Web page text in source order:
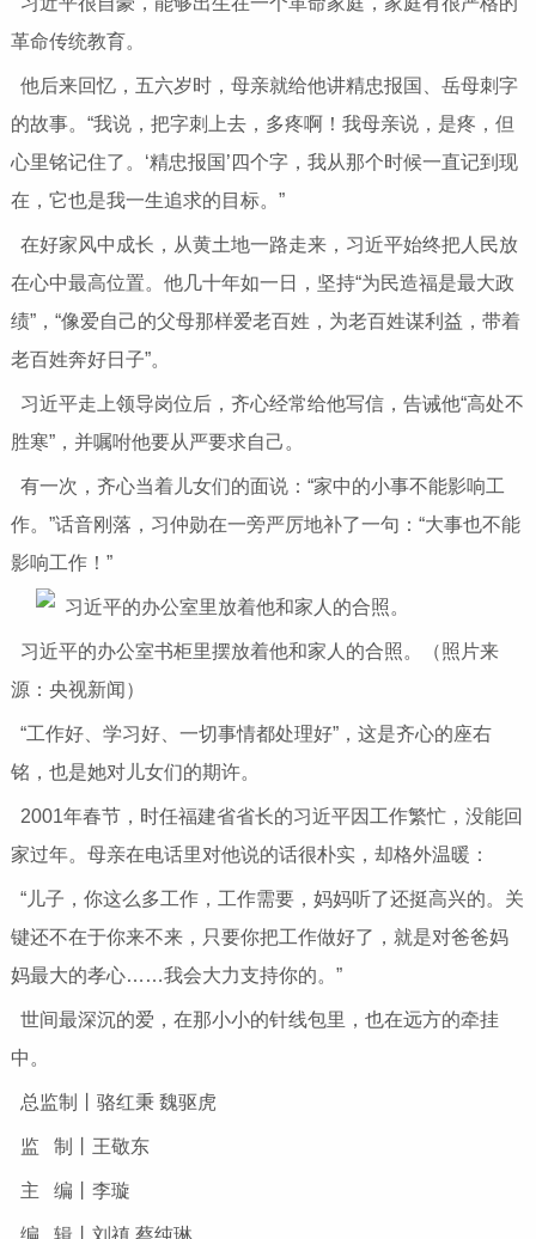
革命传统教育。
他后来回忆，五六岁时，母亲就给他讲精忠报国、岳母刺字
的故事。“我说，把字刺上去，多疼啊！我母亲说，是疼，但
心里铭记住了。‘精忠报国’四个字，我从那个时候一直记到现
在，它也是我一生追求的目标。”
在好家风中成长，从黄土地一路走来，习近平始终把人民放
在心中最高位置。他几十年如一日，坚持“为民造福是最大政
绩”，“像爱自己的父母那样爱老百姓，为老百姓谋利益，带着
老百姓奔好日子”。
习近平走上领导岗位后，齐心经常给他写信，告诫他“高处不
胜寒”，并嘱咐他要从严要求自己。
有一次，齐心当着儿女们的面说：“家中的小事不能影响工
作。”话音刚落，习仲勋在一旁严厉地补了一句：“大事也不能
影响工作！”
习近平的办公室书柜里摆放着他和家人的合照。（照片来
源：央视新闻）
“工作好、学习好、一切事情都处理好”，这是齐心的座右
铭，也是她对儿女们的期许。
2001年春节，时任福建省省长的习近平因工作繁忙，没能回
家过年。母亲在电话里对他说的话很朴实，却格外温暖：
“儿子，你这么多工作，工作需要，妈妈听了还挺高兴的。关
键还不在于你来不来，只要你把工作做好了，就是对爸爸妈
妈最大的孝心……我会大力支持你的。”
世间最深沉的爱，在那小小的针线包里，也在远方的牵挂
中。
总监制丨骆红秉 魏驱虎
监 制丨王敬东
主 编丨李璇
编 辑丨刘禛 蔡纯琳